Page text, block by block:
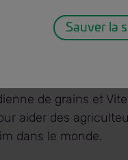
de grains et
aider des
dans le monde.
Sauver la